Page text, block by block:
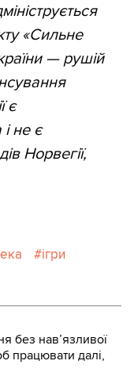
«Сильне
— рушій
є
не є
Норвегії,
ігри
без навʼязливої
працювати далі,